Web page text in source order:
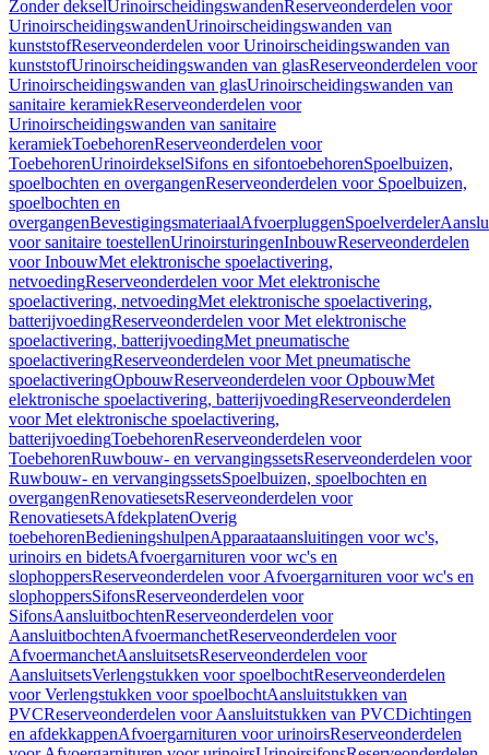
Zonder dekselUrinoirscheidingswandenReserveonderdelen voor
UrinoirscheidingswandenUrinoirscheidingswanden van
kunststofReserveonderdelen voor Urinoirscheidingswanden van
kunststofUrinoirscheidingswanden van glasReserveonderdelen voor
Urinoirscheidingswanden van glasUrinoirscheidingswanden van
sanitaire keramiekReserveonderdelen voor
Urinoirscheidingswanden van sanitaire
keramiekToebehorenReserveonderdelen voor
ToebehorenUrinoirdekselSifons en sifontoebehorenSpoelbuizen,
spoelbochten en overgangenReserveonderdelen voor Spoelbuizen,
spoelbochten en
overgangenBevestigingsmateriaalAfvoerpluggenSpoelverdeler
voor sanitaire toestellenUrinoirsturingenInbouwReserveonderdelen
voor InbouwMet elektronische spoelactivering,
netvoedingReserveonderdelen voor Met elektronische
spoelactivering, netvoedingMet elektronische spoelactivering,
batterijvoedingReserveonderdelen voor Met elektronische
spoelactivering, batterijvoedingMet pneumatische
spoelactiveringReserveonderdelen voor Met pneumatische
spoelactiveringOpbouwReserveonderdelen voor OpbouwMet
elektronische spoelactivering, batterijvoedingReserveonderdelen
voor Met elektronische spoelactivering,
batterijvoedingToebehorenReserveonderdelen voor
ToebehorenRuwbouw- en vervangingssetsReserveonderdelen voor
Ruwbouw- en vervangingssetsSpoelbuizen, spoelbochten en
overgangenRenovatiesetsReserveonderdelen voor
RenovatiesetsAfdekplatenOverig
toebehorenBedieningshulpenApparaataansluitingen voor wc's,
urinoirs en bidetsAfvoergarnituren voor wc's en
slophoppersReserveonderdelen voor Afvoergarnituren voor wc's en
slophoppersSifonsReserveonderdelen voor
SifonsAansluitbochtenReserveonderdelen voor
AansluitbochtenAfvoermanchetReserveonderdelen voor
AfvoermanchetAansluitsetsReserveonderdelen voor
AansluitsetsVerlengstukken voor spoelbochtReserveonderdelen
voor Verlengstukken voor spoelbochtAansluitstukken van
PVCReserveonderdelen voor Aansluitstukken van PVCDichtingen
en afdekkappenAfvoergarnituren voor urinoirsReserveonderdelen